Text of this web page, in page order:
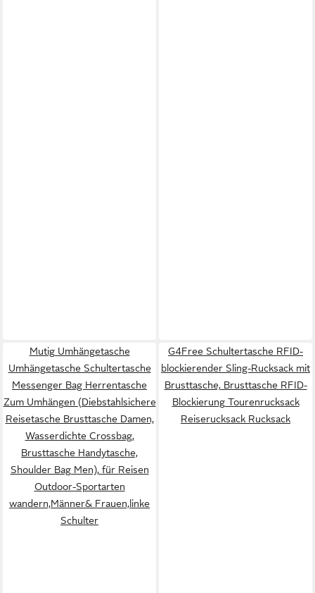
Mutig Umhängetasche
Umhängetasche Schultertasche
Messenger Bag Herrentasche
Zum Umhängen (Diebstahlsichere
Reisetasche Brusttasche Damen,
Wasserdichte Crossbag,
Brusttasche Handytasche,
Shoulder Bag Men), für Reisen
Outdoor-Sportarten
wandern,Männer& Frauen,linke
Schulter
G4Free Schultertasche RFID-
blockierender Sling-Rucksack mit
Brusttasche, Brusttasche RFID-
Blockierung Tourenrucksack
Reiserucksack Rucksack